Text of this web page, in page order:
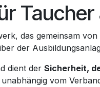
Taucher
das gemeinsam von
der
dient der Sicherheit,
vom